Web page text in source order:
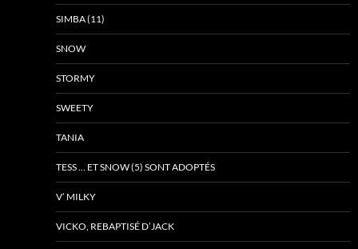
SIMBA (11)
SNOW
STORMY
SWEETY
TANIA
TESS … ET SNOW (5) SONT ADOPTÉS
V’ MILKY
VICKO, REBAPTISÉ D’JACK